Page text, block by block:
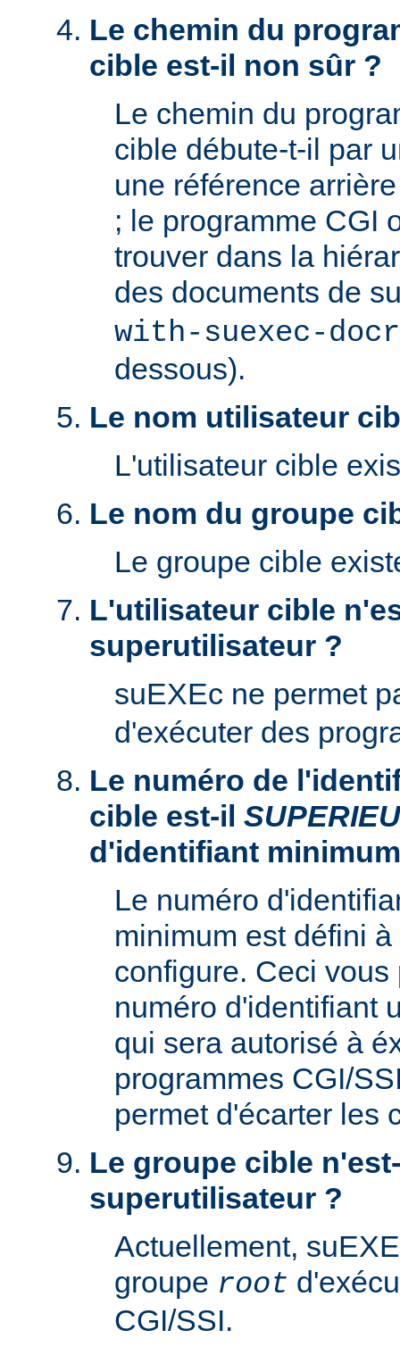
Le chemin du
cible est-il non sûr ?
Le chemin du
cible débute-t-il par
une référence
; le programme CGI
trouver dans la
des documents de
with-suexec-
dessous).
Le nom utilisateur
L'utilisateur cible
Le nom du groupe
Le groupe cible
L'utilisateur cible
superutilisateur ?
suEXEc ne permet
d'exécuter des
Le numéro de
cible est-il
d'identifiant
Le numéro
minimum est défini
configure. Ceci
numéro d'identifiant
qui sera autorisé à
programmes CGI/
permet d'écarter les
Le groupe cible
superutilisateur ?
Actuellement,
groupe root
CGI/SSI.